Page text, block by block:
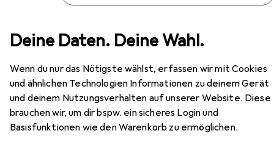
Deine Daten. Deine Wahl.
Wenn du nur das Nötigste wählst, erfassen wir mit Cookies
und ähnlichen Technologien Informationen zu deinem Gerät
und deinem Nutzungsverhalten auf unserer Website. Diese
brauchen wir, um dir bspw. ein sicheres Login und
Basisfunktionen wie den Warenkorb zu ermöglichen.
Erotik Sex Toys Dildo Doc Johnson Mr Marcus
EUR
51,93
Doc Johnson Mr Marcus